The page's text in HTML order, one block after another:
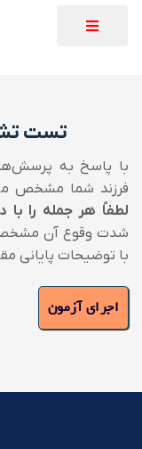
تست
با پاسخ به
فرزند شما مشخص
لطفاً هر جمله را با
شدت وقوع آن مشخص
با توضیحات پایانی